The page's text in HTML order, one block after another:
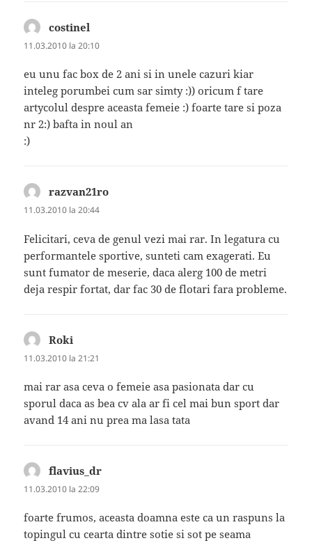
costinel
11.03.2010 la 20:10
eu unu fac box de 2 ani si in unele cazuri kiar
inteleg porumbei cum sar simty :)) oricum f tare
artycolul despre aceasta femeie :) foarte tare si poza
nr 2:) bafta in noul an
:)
razvan21ro
11.03.2010 la 20:44
Felicitari, ceva de genul vezi mai rar. In legatura cu
performantele sportive, sunteti cam exagerati. Eu
sunt fumator de meserie, daca alerg 100 de metri
deja respir fortat, dar fac 30 de flotari fara probleme.
Roki
11.03.2010 la 21:21
mai rar asa ceva o femeie asa pasionata dar cu
sporul daca as bea cv ala ar fi cel mai bun sport dar
avand 14 ani nu prea ma lasa tata
flavius_dr
11.03.2010 la 22:09
foarte frumos, aceasta doamna este ca un raspuns la
topingul cu cearta dintre sotie si sot pe seama